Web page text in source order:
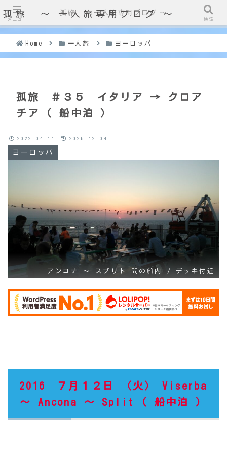
孤旅 〜 一人旅専用ブログ ～
Home 一人旅 ヨーロッパ
孤旅 ＃３５ イタリア → クロア
チア ( 船中泊 ）
ヨーロッパ
アンコナ ～ スプリト 間の船内 / デッキ付近
2022.04.11 2025.12.04
2016 ７月１２日 （火） Viserba
～ Ancona ～ Split ( 船中泊 ）
メニュー
孤旅 〜 一人旅専用ブログ ～
検索